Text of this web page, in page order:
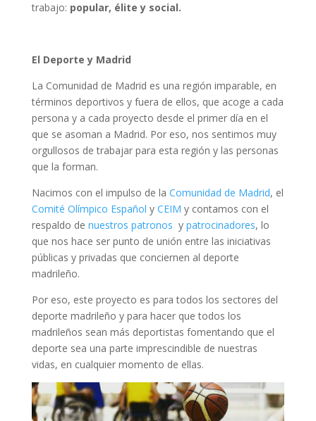
trabajo: popular, élite y social.
El Deporte y Madrid
La Comunidad de Madrid es una región imparable, en
términos deportivos y fuera de ellos, que acoge a cada
persona y a cada proyecto desde el primer día en el
que se asoman a Madrid. Por eso, nos sentimos muy
orgullosos de trabajar para esta región y las personas
que la forman.
Nacimos con el impulso de la Comunidad de Madrid, el
Comité Olímpico Español y CEIM y contamos con el
respaldo de nuestros patronos y patrocinadores, lo
que nos hace ser punto de unión entre las iniciativas
públicas y privadas que conciernen al deporte
madrileño.
Por eso, este proyecto es para todos los sectores del
deporte madrileño y para hacer que todos los
madrileños sean más deportistas fomentando que el
deporte sea una parte imprescindible de nuestras
vidas, en cualquier momento de ellas.